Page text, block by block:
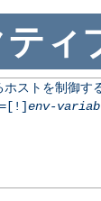
ィ
ストを制御す
env-